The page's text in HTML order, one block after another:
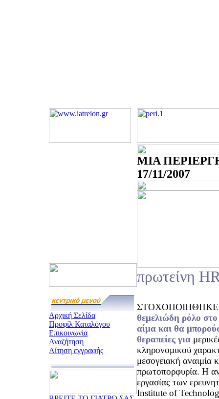
Αρχική Σελίδα
Προφίλ Καταλόγου
Επικοινωνία
Αναζήτηση
Αίτηση εγγραφής
ΜΙΑ
17/11/2007
πρωτείνη
ΣΤΟΧΟΠΟΙΗΘΗΚΕ η
θεμελιώδη ρόλο
αίμα και θα
θεραπείες για
κληρονομικού
μεσογειακή αναιμία
πρωτοπορφυρία. Η
εργασίας των
Institute of